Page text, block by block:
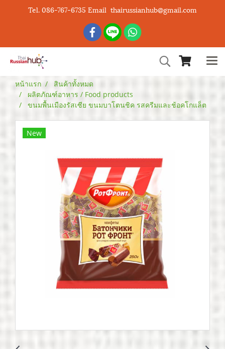
Tel. 086-767-6735 Email thairussianhub@gmail.com
หน้าแรก
สินค้าทั้งหมด
ผลิตภัณฑ์อาหาร / Food products
ขนมพื้นเมืองรัสเซีย ขนมบาโตนชิค รสครีมและช้อคโกแล็ต
New